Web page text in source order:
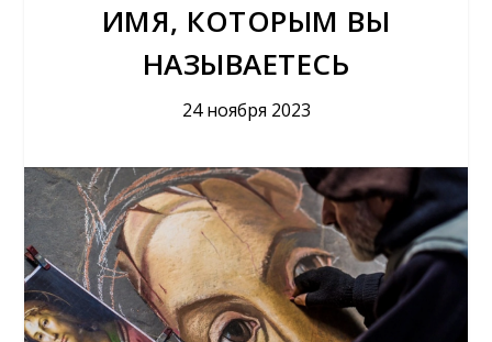
ИМЯ, КОТОРЫМ ВЫ
НАЗЫВАЕТЕСЬ
24 ноября 2023